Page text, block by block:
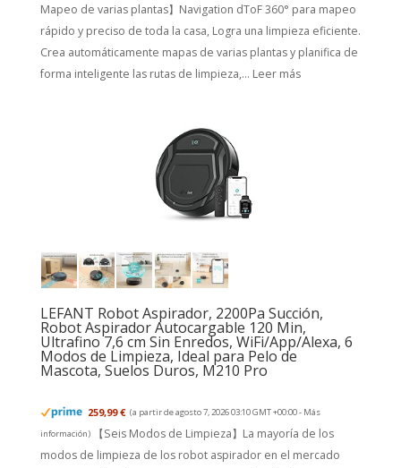
Mapeo de varias plantas】Navigation dToF 360° para mapeo
rápido y preciso de toda la casa, Logra una limpieza eficiente.
Crea automáticamente mapas de varias plantas y planifica de
forma inteligente las rutas de limpieza,... Leer más
LEFANT Robot Aspirador, 2200Pa Succión,
Robot Aspirador Autocargable 120 Min,
Ultrafino 7,6 cm Sin Enredos, WiFi/App/Alexa, 6
Modos de Limpieza, Ideal para Pelo de
Mascota, Suelos Duros, M210 Pro
259,99 € (a partir de agosto 7, 2026 03:10 GMT +00:00 - Más
información)
【Seis Modos de Limpieza】La mayoría de los
modos de limpieza de los robot aspirador en el mercado